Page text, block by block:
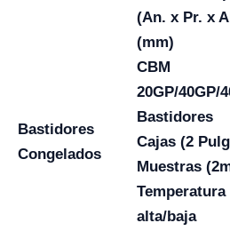
(An. x Pr. x
(mm)
CBM
20GP/40GP/
Bastidores
Congelados
Bastidores
Cajas (2
Muestras
Temperatura
alta/baja